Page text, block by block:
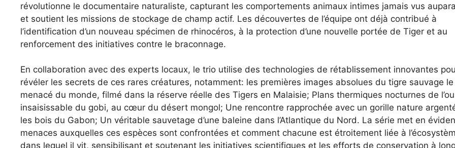
révolutionne le documentaire naturaliste, capturant les comportements animaux intimes jamais vus
et soutient les missions de stockage de champ actif. Les découvertes de l’équipe ont déjà contribué à
l’identification d’un nouveau spécimen de rhinocéros, à la protection d’une nouvelle portée de Tiger et au
renforcement des initiatives contre le braconnage.
En collaboration avec des experts locaux, le trio utilise des technologies de rétablissement innovantes
révéler les secrets de ces rares créatures, notamment: les premières images absolues du tigre sauvage
menacé du monde, filmé dans la réserve réelle des Tigers en Malaisie; Plans thermiques nocturnes de
insaisissable du gobi, au cœur du désert mongol; Une rencontre rapprochée avec un gorille nature
les bois du Gabon; Un véritable sauvetage d’une baleine dans l’Atlantique du Nord. La série met en
menaces auxquelles ces espèces sont confrontées et comment chacune est étroitement liée à
dans lequel il vit, sensibilisant et soutenant les initiatives scientifiques et les efforts de conservation à